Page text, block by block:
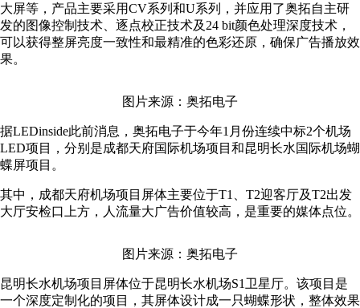
大屏等，产品主要采用CV系列和U系列，并应用了奥拓自主研
发的图像控制技术、逐点校正技术及24 bit颜色处理深度技术，
可以获得整屏亮度一致性和最精准的色彩还原，确保广告播放效
果。
图片来源：奥拓电子
据LEDinside此前消息，奥拓电子于今年1月份连续中标2个机场
LED项目，分别是成都天府国际机场项目和昆明长水国际机场蝴
蝶屏项目。
其中，成都天府机场项目屏体主要位于T1、T2迎客厅及T2出发
大厅安检口上方，人流量大广告价值较高，是重要的媒体点位。
图片来源：奥拓电子
昆明长水机场项目屏体位于昆明长水机场S1卫星厅。该项目是
一个深度定制化的项目，其屏体设计成一只蝴蝶形状，整体效果